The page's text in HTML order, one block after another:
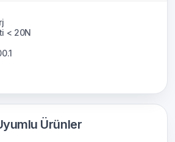
Ürünler
< 20N